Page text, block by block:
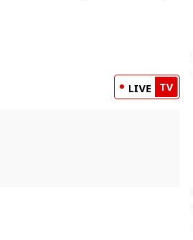
LIVE TV